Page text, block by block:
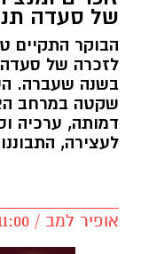
של סעדה
הבוקר התקיים
לזכרה של
בשנה שעברה.
שקטה במרחב
דמותה, ערכיה
לעצירה,
אופיר למב / 11:00 03.02.26